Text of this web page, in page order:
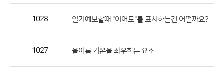
록
1028 일기예보할때 "이어도"를 표시하는건 어떨까요?
1027 올여름 기온을 좌우하는 요소